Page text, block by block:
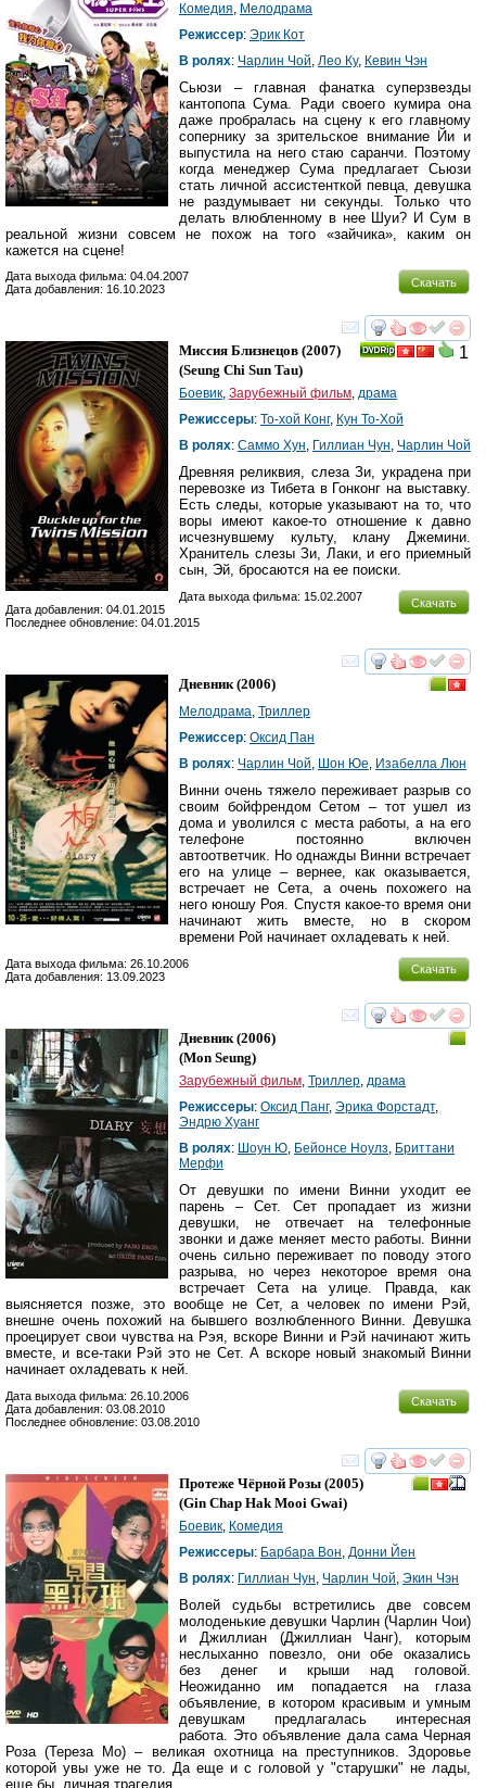
Комедия Мелодрама
Режиссер: Эрик Кот
В ролях: Чарлин Чой Лео Ку, Кевин Чэн
Сьюзи – главная фанатка суперзвезды
кантопопа Сума. Ради своего кумира она
даже пробралась на сцену к его главному
сопернику за зрительское внимание Йи и
выпустила на него стаю саранчи. Поэтому
когда менеджер Сума предлагает Сьюзи
стать личной ассистенткой певца, девушка
не раздумывает ни секунды. Только что
делать влюбленному в нее Шуи? И Сум в
реальной жизни совсем не похож на того «зайчика», каким он
кажется на сцене!
Скачать
Дата выхода фильма: 04.04.2007
Дата добавления: 16.10.2023
смотреть
1
Миссия Близнецов (2007)
(Seung Chi Sun Tau)
Боевик, Зарубежный фильм, драма
Режиссеры: То-хой Конг, Кун То-Хой
В ролях: Саммо Хун, Гиллиан Чун, Чарлин Чой
Древняя реликвия, слеза Зи, украдена при
перевозке из Тибета в Гонконг на выставку.
Есть следы, которые указывают на то, что
воры имеют какое-то отношение к давно
исчезнувшему культу, клану Джемини.
Хранитель слезы Зи, Лаки, и его приемный
сын, Эй, бросаются на ее поиски.
Скачать
Дата выхода фильма: 15.02.2007
Дата добавления: 04.01.2015
Последнее обновление: 04.01.2015
смотреть
Дневник(2006)
Мелодрама, Триллер
Режиссер: Оксид Пан
В ролях: Чарлин Чой, Шон Юе, Изабелла Люн
Винни очень тяжело переживает разрыв со
своим бойфрендом Сетом – тот ушел из
дома и уволился с места работы, а на его
телефоне постоянно включен
автоответчик. Но однажды Винни встречает
его на улице – вернее, как оказывается,
встречает не Сета, а очень похожего на
него юношу Роя. Спустя какое-то время они
начинают жить вместе, но в скором
времени Рой начинает охладевать к ней.
Скачать
Дата выхода фильма: 26.10.2006
Дата добавления: 13.09.2023
смотреть
Дневник (2006)
(Mon Seung)
Зарубежный фильм, Триллер, драма
Режиссеры: Оксид Панг, Эрика Форстадт,
Эндрю Хуанг
В ролях: Шоун Ю, Бейонсе Ноулз, Бриттани
Мерфи
От девушки по имени Винни уходит ее
парень – Сет. Сет пропадает из жизни
девушки, не отвечает на телефонные
звонки и даже меняет место работы. Винни
очень сильно переживает по поводу этого
разрыва, но через некоторое время она
встречает Сета на улице. Правда, как
выясняется позже, это вообще не Сет, а человек по имени Рэй,
внешне очень похожий на бывшего возлюбленного Винни. Девушка
проецирует свои чувства на Рэя, вскоре Винни и Рэй начинают жить
вместе, и все-таки Рэй это не Сет. А вскоре новый знакомый Винни
начинает охладевать к ней.
Скачать
Дата выхода фильма: 26.10.2006
Дата добавления: 03.08.2010
Последнее обновление: 03.08.2010
смотреть
Протеже Чёрной Розы (2005)
(Gin Chap Hak Mooi Gwai)
Боевик Комедия
Режиссеры: Барбара Вон Донни Йен
В ролях: Гиллиан Чун Чарлин Чой Экин Чэн
Волей судьбы встретились две совсем
молоденькие девушки Чарлин (Чарлин Чои)
и Джиллиан (Джиллиан Чанг), которым
неслыханно повезло, они обе оказались
без денег и крыши над головой.
Неожиданно им попадается на глаза
объявление, в котором красивым и умным
девушкам предлагалась интересная
работа. Это объявление дала сама Черная
Роза (Тереза Мо) – великая охотница на преступников. Здоровье
которой увы уже не то. Да еще и с головой у "старушки" не лады,
еще бы, личная трагедия...